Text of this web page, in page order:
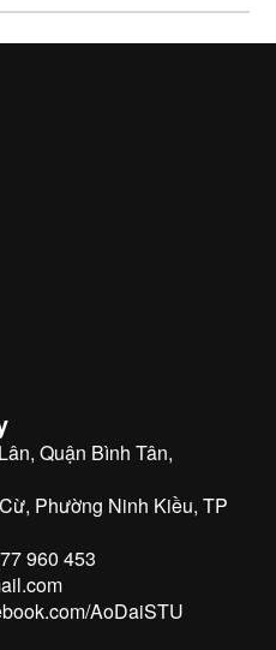
Quận Bình Tân,
Phường Ninh Kiều, TP
960 453
AoDaiSTU